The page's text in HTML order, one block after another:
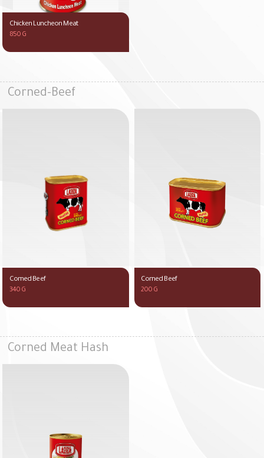
Chicken Luncheon Meat
850 G
Corned-Beef
Corned Beef
340 G
Corned Beef
200 G
Corned Meat Hash